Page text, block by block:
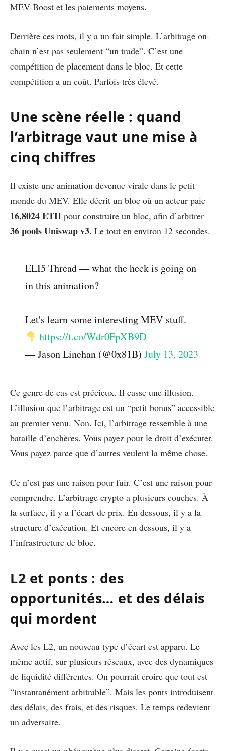
MEV-Boost et les paiements moyens.
Derrière ces mots, il y a un fait simple. L’arbitrage on-
chain n’est pas seulement “un trade”. C’est une
compétition de placement dans le bloc. Et cette
compétition a un coût. Parfois très élevé.
Une scène réelle : quand
l’arbitrage vaut une mise à
cinq chiffres
Il existe une animation devenue virale dans le petit
monde du MEV. Elle décrit un bloc où un acteur paie
16,8024 ETH pour construire un bloc, afin d’arbitrer
36 pools Uniswap v3. Le tout en environ 12 secondes.
ELI5 Thread — what the heck is going on
in this animation?
Let's learn some interesting MEV stuff.
https://t.co/Wdr0FpXB9D
— Jason Linehan (@0x81B)July 13, 2023
Ce genre de cas est précieux. Il casse une illusion.
L’illusion que l’arbitrage est un “petit bonus” accessible
au premier venu. Non. Ici, l’arbitrage ressemble à une
bataille d’enchères. Vous payez pour le droit d’exécuter.
Vous payez parce que d’autres veulent la même chose.
Ce n’est pas une raison pour fuir. C’est une raison pour
comprendre. L’arbitrage crypto a plusieurs couches. À
la surface, il y a l’écart de prix. En dessous, il y a la
structure d’exécution. Et encore en dessous, il y a
l’infrastructure de bloc.
L2 et ponts : des
opportunités… et des délais
qui mordent
Avec les L2, un nouveau type d’écart est apparu. Le
même actif, sur plusieurs réseaux, avec des dynamiques
de liquidité différentes. On pourrait croire que tout est
“instantanément arbitrable”. Mais les ponts introduisent
des délais, des frais, et des risques. Le temps redevient
un adversaire.